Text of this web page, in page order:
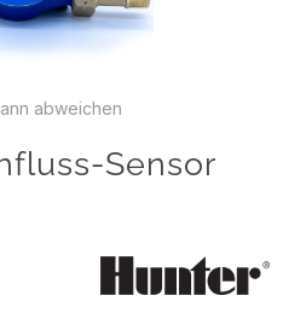
abweichen
Sensor